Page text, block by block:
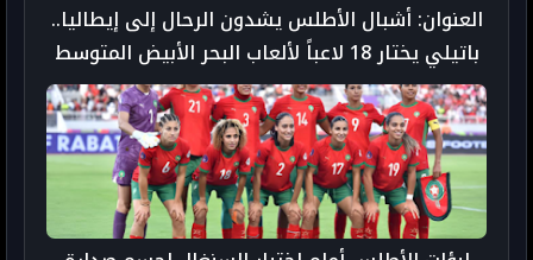
العنوان: أشبال الأطلس يشدون الرحال إلى إيطاليا..
باتيلي يختار 18 لاعباً لألعاب البحر الأبيض المتوسط